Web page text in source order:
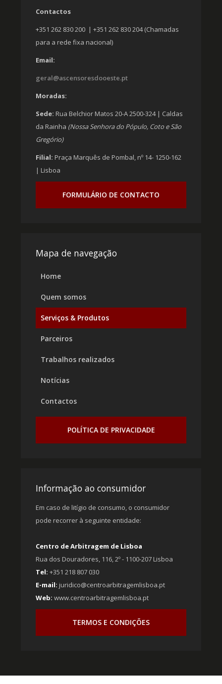
Contactos
+351 262 830 200 | +351 262 830 204 (Chamadas
para a rede fixa nacional)
Email:
geral@ascensoresdooeste.pt
Moradas:
Sede: Rua Belchior Matos 20-A 2500-324 | Caldas
da Rainha (Nossa Senhora do Pópulo, Coto e São
Gregório)
Filial: Praça Marquês de Pombal, nº 14- 1250-162
| Lisboa
FORMULÁRIO DE CONTACTO
Mapa de navegação
Home
Quem somos
Serviços & Produtos
Parceiros
Trabalhos realizados
Notícias
Contactos
POLÍTICA DE PRIVACIDADE
Informação ao consumidor
Em caso de litígio de consumo, o consumidor
pode recorrer à seguinte entidade:
Centro de Arbitragem de Lisboa
Rua dos Douradores, 116, 2º - 1100-207 Lisboa
Tel: +351 218 807 030
E-mail: juridico@centroarbitragemlisboa.pt
Web: www.centroarbitragemlisboa.pt
TERMOS E CONDIÇÕES